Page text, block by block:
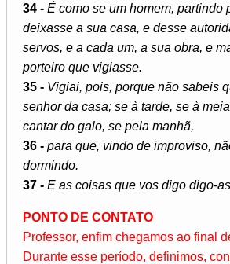
34 - É como se um homem, partindo
deixasse a sua casa, e desse
servos, e a cada um, a sua obra, e
porteiro que vigiasse.
35 - Vigiai, pois, porque não sabeis
senhor da casa; se à tarde, se à
cantar do galo, se pela manhã,
36 - para que, vindo de improviso,
dormindo.
37 - E as coisas que vos digo digo-
PONTO DE CONTATO
Professor, enfim chegamos ao final
Durante esse período, definimos,